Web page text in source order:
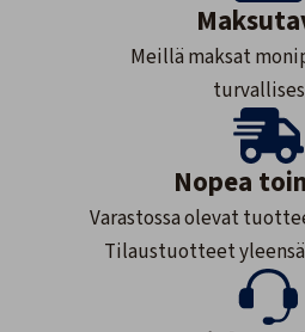
Meillä maksat
Nopea
Varastossa olevat
Tilaustuotteet yleensä